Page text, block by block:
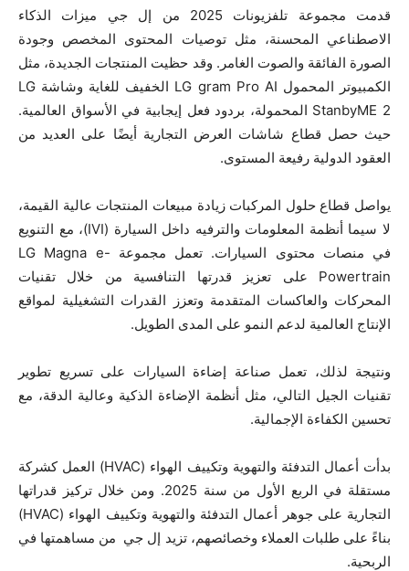
قدمت مجموعة تلفزيونات 2025 من إل جي ميزات الذكاء
الاصطناعي المحسنة، مثل توصيات المحتوى المخصص وجودة
الصورة الفائقة والصوت الغامر. وقد حظيت المنتجات الجديدة، مثل
الكمبيوتر المحمول LG gram Pro AI الخفيف للغاية وشاشة LG
StanbyME 2 المحمولة، بردود فعل إيجابية في الأسواق العالمية.
حيث حصل قطاع شاشات العرض التجارية أيضًا على العديد من
العقود الدولية رفيعة المستوى.
يواصل قطاع حلول المركبات زيادة مبيعات المنتجات عالية القيمة،
لا سيما أنظمة المعلومات والترفيه داخل السيارة (IVI)، مع التنويع
في منصات محتوى السيارات. تعمل مجموعة LG Magna e-
Powertrain على تعزيز قدرتها التنافسية من خلال تقنيات
المحركات والعاكسات المتقدمة وتعزز القدرات التشغيلية لمواقع
الإنتاج العالمية لدعم النمو على المدى الطويل.
ونتيجة لذلك، تعمل صناعة إضاءة السيارات على تسريع تطوير
تقنيات الجيل التالي، مثل أنظمة الإضاءة الذكية وعالية الدقة، مع
تحسين الكفاءة الإجمالية.
بدأت أعمال التدفئة والتهوية وتكييف الهواء (HVAC) العمل كشركة
مستقلة في الربع الأول من سنة 2025. ومن خلال تركيز قدراتها
التجارية على جوهر أعمال التدفئة والتهوية وتكييف الهواء (HVAC)
بناءً على طلبات العملاء وخصائصهم، تزيد إل جي من مساهمتها في
الربحية.